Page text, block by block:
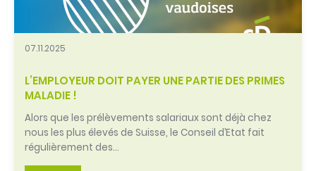
07.11.2025
L’EMPLOYEUR DOIT PAYER UNE PARTIE DES PRIMES
MALADIE !
Alors que les prélèvements salariaux sont déjà chez
nous les plus élevés de Suisse, le Conseil d’Etat fait
régulièrement des…